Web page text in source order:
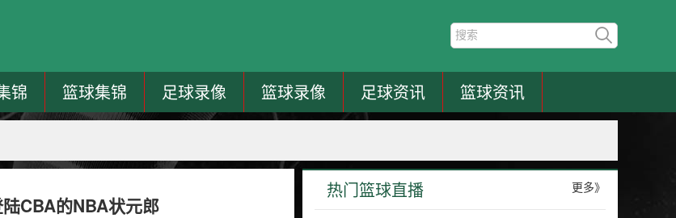
锦 篮球集锦 足球录像 篮球录像 足球资讯 篮球资讯
CBA的NBA状元郎
热门篮球直播 更多》